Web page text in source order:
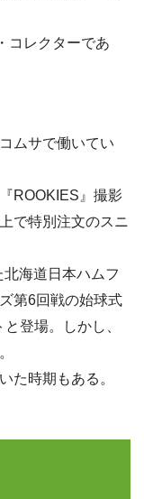
コレクターであ
ムサで働いてい
ROOKIES』撮影
で特別注文のスニ
海道日本ハムフ
第6回戦の始球式
登場。しかし、
た時期もある。